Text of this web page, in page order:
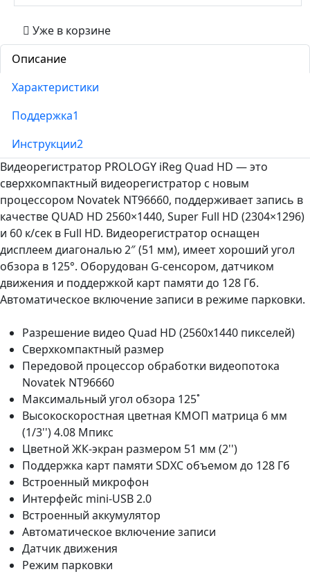
Уже в корзине
Описание
Характеристики
Поддержка1
Инструкции2
Видеорегистратор PROLOGY iReg Quad HD — это
сверхкомпактный видеорегистратор с новым
процессором Novatek NT96660, поддерживает запись в
качестве QUAD HD 2560×1440, Super Full HD (2304×1296)
и 60 к/сек в Full HD. Видеорегистратор оснащен
дисплеем диагональю 2″ (51 мм), имеет хороший угол
обзора в 125°. Оборудован G-сенсором, датчиком
движения и поддержкой карт памяти до 128 Гб.
Автоматическое включение записи в режиме парковки.
Разрешение видео Quad HD (2560x1440 пикселей)
Сверхкомпактный размер
Передовой процессор обработки видеопотока
Novatek NT96660
Максимальный угол обзора 125˚
Высокоскоростная цветная КМОП матрица 6 мм
(1/3'') 4.08 Мпикс
Цветной ЖК-экран размером 51 мм (2'')
Поддержка карт памяти SDXC объемом до 128 Гб
Встроенный микрофон
Интерфейс mini-USB 2.0
Встроенный аккумулятор
Автоматическое включение записи
Датчик движения
Режим парковки